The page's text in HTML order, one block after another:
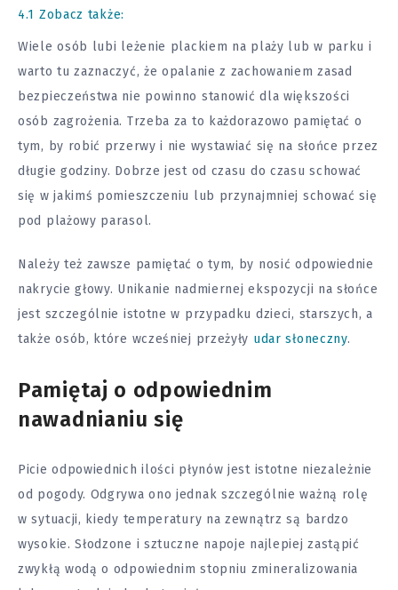
4.1 Zobacz także:
Wiele osób lubi leżenie plackiem na plaży lub w parku i
warto tu zaznaczyć, że opalanie z zachowaniem zasad
bezpieczeństwa nie powinno stanowić dla większości
osób zagrożenia. Trzeba za to każdorazowo pamiętać o
tym, by robić przerwy i nie wystawiać się na słońce przez
długie godziny. Dobrze jest od czasu do czasu schować
się w jakimś pomieszczeniu lub przynajmniej schować się
pod plażowy parasol.
Należy też zawsze pamiętać o tym, by nosić odpowiednie
nakrycie głowy. Unikanie nadmiernej ekspozycji na słońce
jest szczególnie istotne w przypadku dzieci, starszych, a
także osób, które wcześniej przeżyły udar słoneczny.
Pamiętaj o odpowiednim
nawadnianiu się
Picie odpowiednich ilości płynów jest istotne niezależnie
od pogody. Odgrywa ono jednak szczególnie ważną rolę
w sytuacji, kiedy temperatury na zewnątrz są bardzo
wysokie. Słodzone i sztuczne napoje najlepiej zastąpić
zwykłą wodą o odpowiednim stopniu zmineralizowania